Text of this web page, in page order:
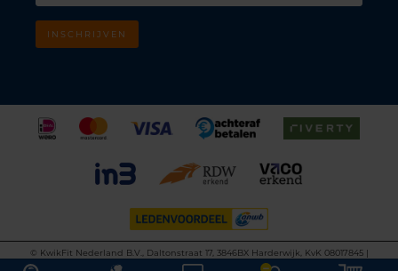
INSCHRIJVEN
©
KwikFit Nederland B.V., Daltonstraat 17, 3846BX Harderwijk, KvK 08017845 |
Algemene voorwaarden
Privacyverklaring Cookiebeleid Disclaimer